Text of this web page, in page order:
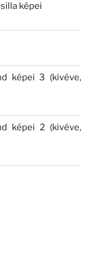
képei
képei 3 (kivéve,
képei 2 (kivéve,